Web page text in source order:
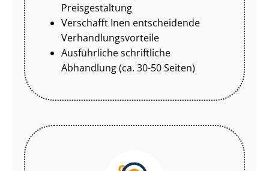
Preisgestaltung
Verschafft Inen entscheidende
Ver­hand­lungs­vor­tei­le
Ausführliche schriftliche
Abhandlung (ca. 30-50 Seiten)